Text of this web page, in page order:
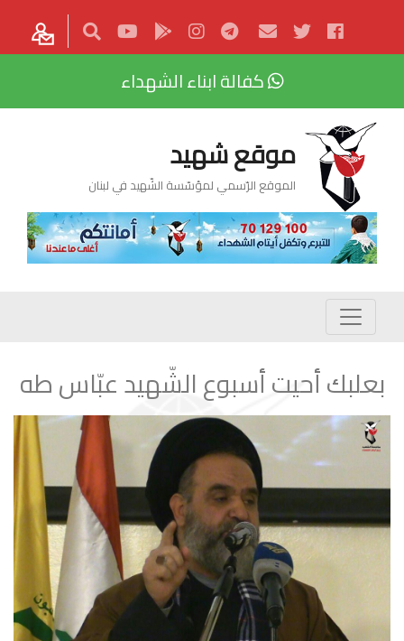
كفالة ابناء الشهداء
موقع شهيد
الموقع الرّسمي لمؤسّسة الشّهيد في لبنان
بعلبك أحيت أسبوع الشّهيد عبّاس طه